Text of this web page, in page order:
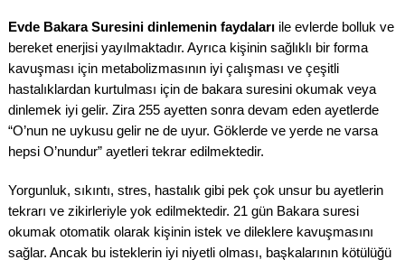
Evde Bakara Suresini dinlemenin faydalarıile evlerde bolluk ve
bereket enerjisi yayılmaktadır. Ayrıca kişinin sağlıklı bir forma
kavuşması için metabolizmasının iyi çalışması ve çeşitli
hastalıklardan kurtulması için de bakara suresini okumak veya
dinlemek iyi gelir. Zira 255 ayetten sonra devam eden ayetlerde
“O’nun ne uykusu gelir ne de uyur. Göklerde ve yerde ne varsa
hepsi O’nundur” ayetleri tekrar edilmektedir.
Yorgunluk, sıkıntı, stres, hastalık gibi pek çok unsur bu ayetlerin
tekrarı ve zikirleriyle yok edilmektedir. 21 gün Bakara suresi
okumak otomatik olarak kişinin istek ve dileklere kavuşmasını
sağlar. Ancak bu isteklerin iyi niyetli olması, başkalarının kötülüğü